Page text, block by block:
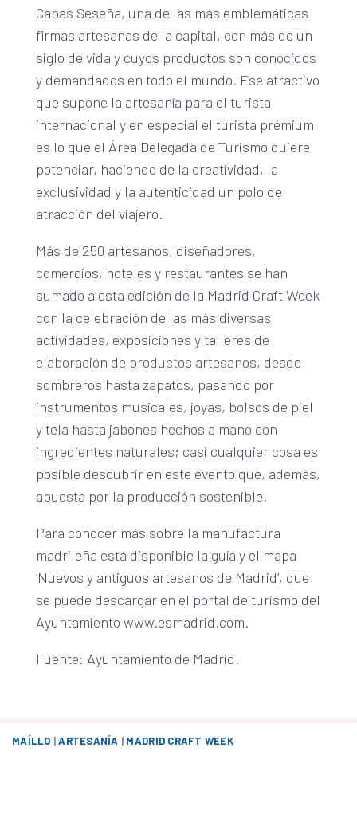
Capas Seseña, una de las más emblemáticas
firmas artesanas de la capital, con más de un
siglo de vida y cuyos productos son conocidos
y demandados en todo el mundo. Ese atractivo
que supone la artesanía para el turista
internacional y en especial el turista prémium
es lo que el Área Delegada de Turismo quiere
potenciar, haciendo de la creatividad, la
exclusividad y la autenticidad un polo de
atracción del viajero.
Más de 250 artesanos, diseñadores,
comercios, hoteles y restaurantes se han
sumado a esta edición de la Madrid Craft Week
con la celebración de las más diversas
actividades, exposiciones y talleres de
elaboración de productos artesanos, desde
sombreros hasta zapatos, pasando por
instrumentos musicales, joyas, bolsos de piel
y tela hasta jabones hechos a mano con
ingredientes naturales; casi cualquier cosa es
posible descubrir en este evento que, además,
apuesta por la producción sostenible.
Para conocer más sobre la manufactura
madrileña está disponible la guía y el mapa
‘Nuevos y antiguos artesanos de Madrid’, que
se puede descargar en el portal de turismo del
Ayuntamiento www.esmadrid.com.
Fuente: Ayuntamiento de Madrid.
MAÍLLO |ARTESANÍA | MADRID CRAFT WEEK